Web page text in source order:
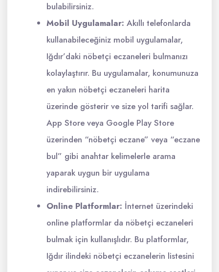
bulabilirsiniz.
Mobil Uygulamalar: Akıllı telefonlarda
kullanabileceğiniz mobil uygulamalar,
Iğdır’daki nöbetçi eczaneleri bulmanızı
kolaylaştırır. Bu uygulamalar, konumunuza
en yakın nöbetçi eczaneleri harita
üzerinde gösterir ve size yol tarifi sağlar.
App Store veya Google Play Store
üzerinden “nöbetçi eczane” veya “eczane
bul” gibi anahtar kelimelerle arama
yaparak uygun bir uygulama
indirebilirsiniz.
Online Platformlar: İnternet üzerindeki
online platformlar da nöbetçi eczaneleri
bulmak için kullanışlıdır. Bu platformlar,
Iğdır ilindeki nöbetçi eczanelerin listesini